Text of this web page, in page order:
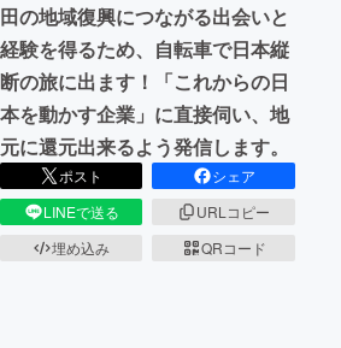
まちづくり・地域活性化
CAMPFIRE for Social Good
CAMPFIREふるさと納税
田の地域復興につながる出会いと
経験を得るため、自転車で日本縦
断の旅に出ます！「これからの日
本を動かす企業」に直接伺い、地
元に還元出来るよう発信します。
ポスト
シェア
LINEで送る
URLコピー
埋め込み
QRコード